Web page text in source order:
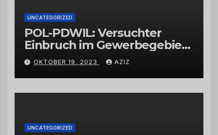
UNCATEGORIZED
POL-PDWIL: Versuchter
Einbruch im Gewerbegebiet
Wittlich
OKTOBER 19, 2023 AZIZ
UNCATEGORIZED